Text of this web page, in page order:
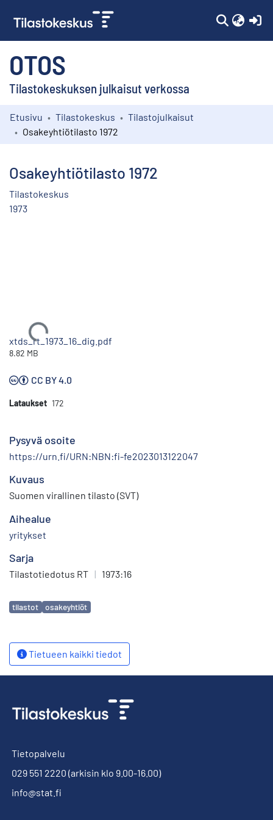
OTOS
Tilastokeskuksen julkaisut verkossa
Kokoelmat
Etusivu Tilastokeskus
Tilastojulkaisut
Osakeyhtiötilasto 1972
Osakeyhtiötilasto 1972
Tilastokeskus
1973
Ladataan...
xtds_rt_1973_16_dig.pdf
8.82 MB
CC BY 4.0
Lataukset 172
Pysyvä osoite
https://urn.fi/URN:NBN:fi-fe2023013122047
Kuvaus
Suomen virallinen tilasto (SVT)
Aihealue
yritykset
Sarja
Tilastotiedotus RT | 1973:16
Avainsanat
tilastot osakeyhtiöt
Tietueen kaikki tiedot
Tietopalvelu
029 551 2220 (arkisin klo 9.00-16.00)
info@stat.fi